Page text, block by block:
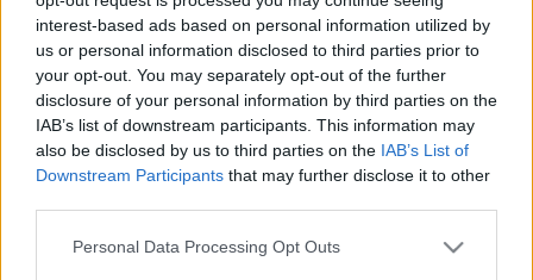
interest-based ads based on personal information utilized by
us or personal information disclosed to third parties prior to
your opt-out. You may separately opt-out of the further
disclosure of your personal information by third parties on the
IAB’s list of downstream participants. This information may
also be disclosed by us to third parties on the IAB’s List of
Downstream Participants that may further disclose it to other
Please note that this website/app uses one or more Google
Personal Data Processing Opt Outs
LEGFRISSEBB
Országos hírek
Megérkezett az eső a Duna vízgyűjtőjére
Helyi hírek